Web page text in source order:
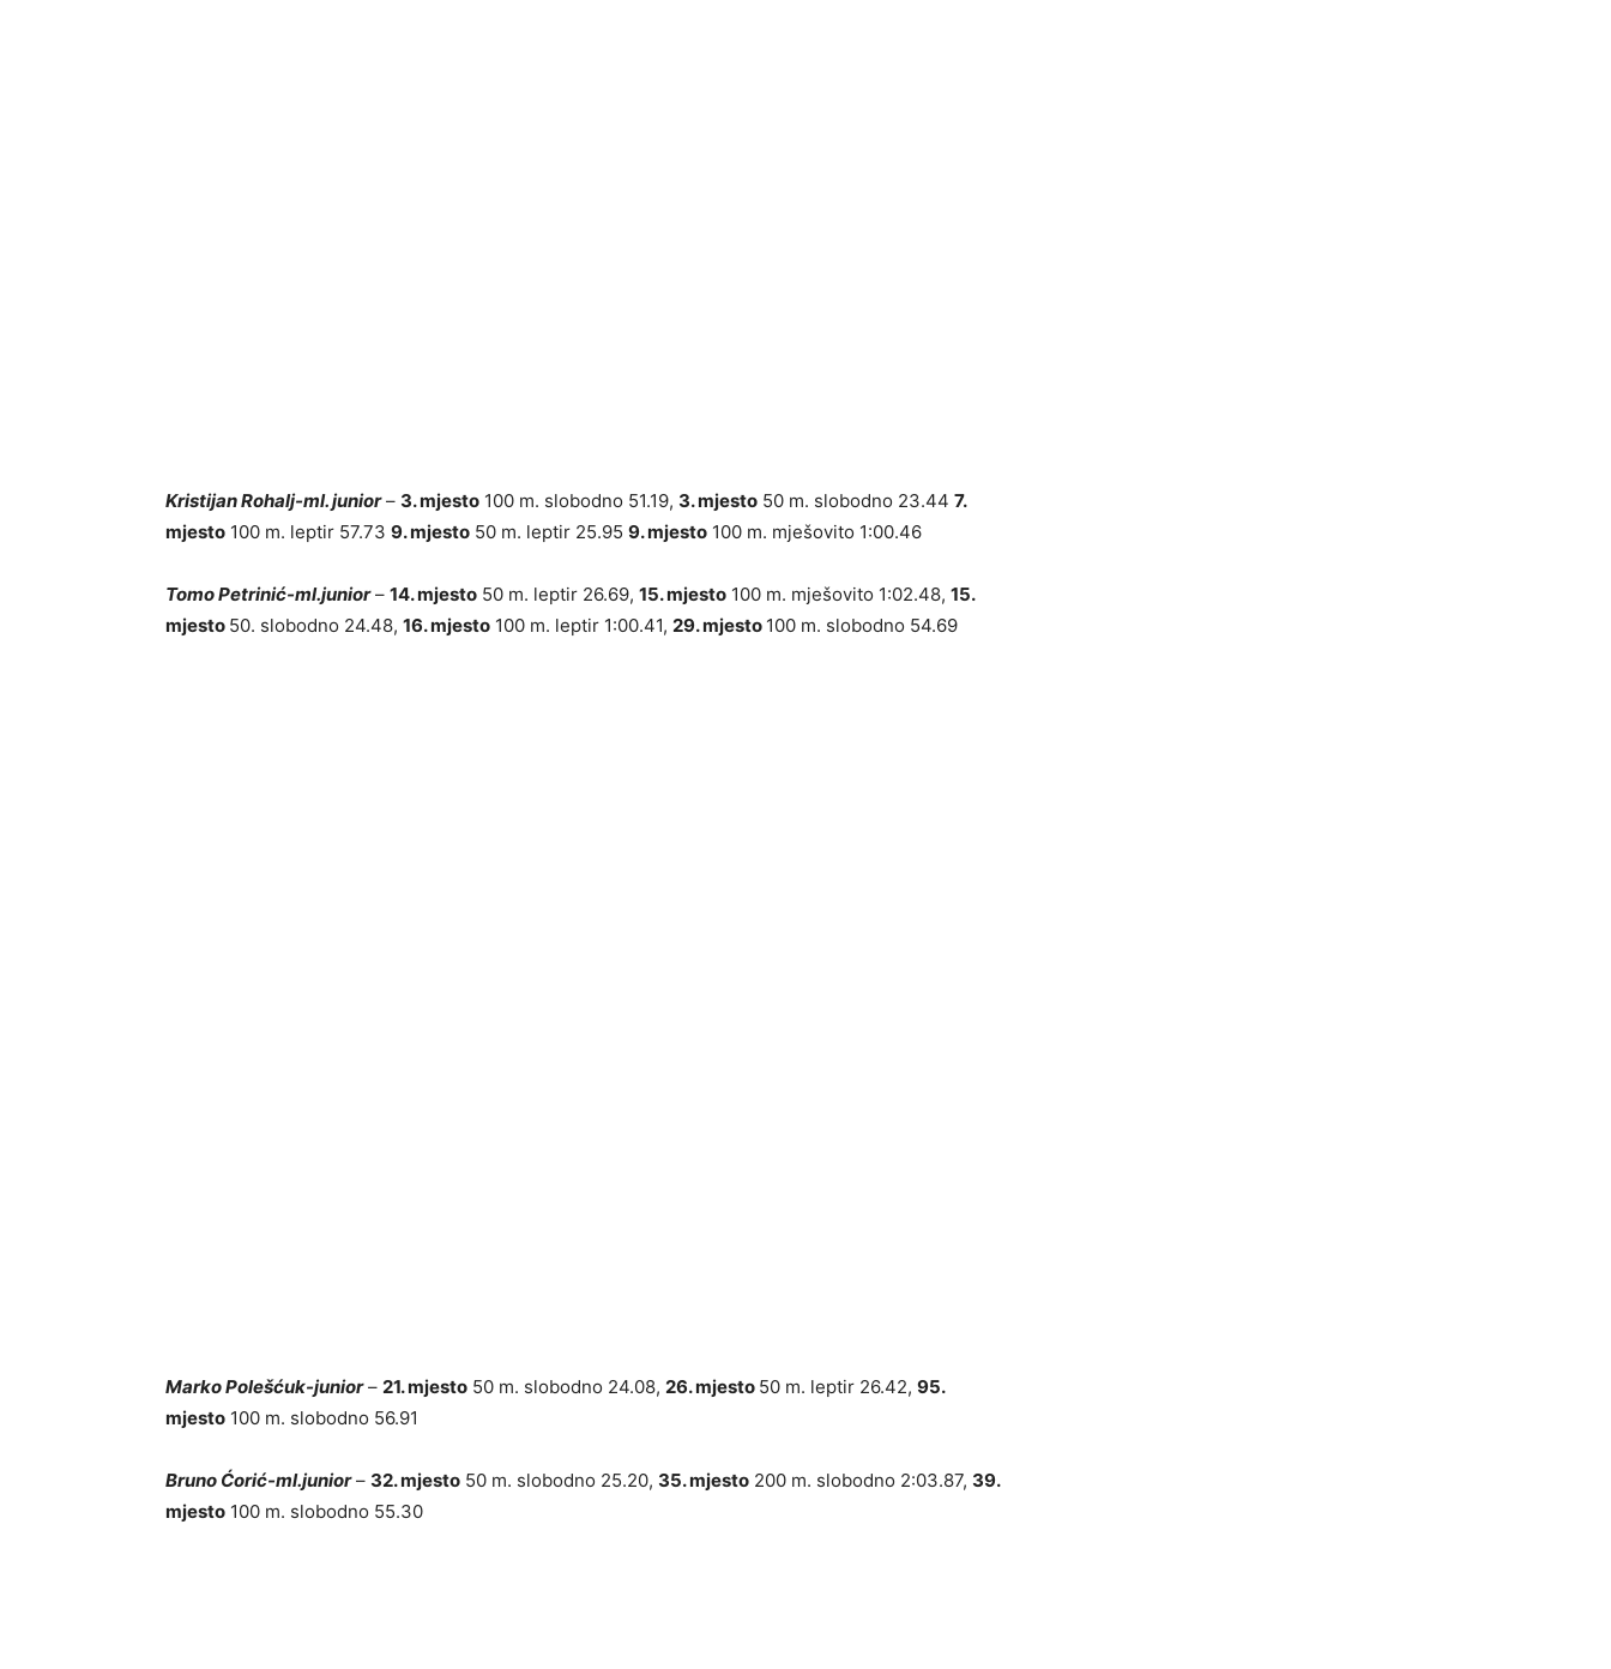
Kristijan Rohalj-ml. junior– 3. mjesto 100 m. slobodno 51.19, 3. mjesto 50 m. slobodno 23.44 7.
mjesto 100 m. leptir 57.73 9. mjesto 50 m. leptir 25.95 9. mjesto 100 m. mješovito 1:00.46
Tomo Petrinić-ml.junior– 14. mjesto 50 m. leptir 26.69, 15. mjesto 100 m. mješovito 1:02.48, 15.
mjesto 50. slobodno 24.48, 16. mjesto 100 m. leptir 1:00.41, 29. mjesto 100 m. slobodno 54.69
Marko Polešćuk-junior– 21. mjesto 50 m. slobodno 24.08, 26. mjesto 50 m. leptir 26.42, 95.
mjesto 100 m. slobodno 56.91
Bruno Ćorić-ml.junior– 32. mjesto 50 m. slobodno 25.20, 35. mjesto 200 m. slobodno 2:03.87, 39.
mjesto 100 m. slobodno 55.30